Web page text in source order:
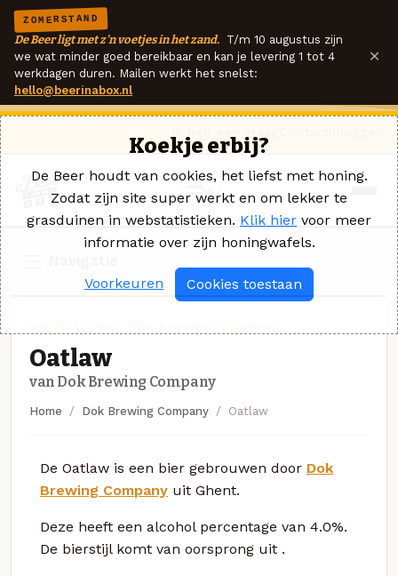
ZOMERSTAND
De Beer ligt met z'n voetjes in het zand. T/m 10 augustus zijn
we wat minder goed bereikbaar en kan je levering 1 tot 4
werkdagen duren. Mailen werkt het snelst:
hello@beerinabox.nl
×
Oatlaw
van Dok Brewing Company
Home Dok Brewing Company Oatlaw
De Oatlaw is een bier gebrouwen door Dok
Brewing Company uit Ghent.
Deze heeft een alcohol percentage van 4.0%.
De bierstijl komt van oorsprong uit .
Koekje erbij?
De Beer houdt van cookies, het liefst met honing.
Zodat zijn site super werkt en om lekker te
grasduinen in webstatistieken. Klik hier voor meer
informatie over zijn honingwafels.
Voorkeuren Cookies toestaan